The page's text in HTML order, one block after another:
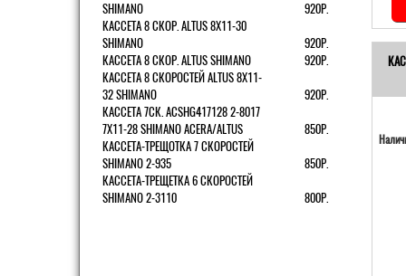
SHIMANO
920Р.
КАССЕТА 8 СКОР. ALTUS 8Х11-30
SHIMANO
920Р.
КАССЕТА 8 СКОР. ALTUS SHIMANO
920Р.
КАССЕТА 8 СКОРОСТЕЙ ALTUS 8Х11-
32 SHIMANO
920Р.
КАССЕТА 7СК. ACSHG417128 2-8017
7Х11-28 SHIMANO ACERA/ALTUS
850Р.
КАССЕТА-ТРЕЩОТКА 7 СКОРОСТЕЙ
SHIMANO 2-935
850Р.
КАССЕТА-ТРЕЩЕТКА 6 СКОРОСТЕЙ
SHIMANO 2-3110
800Р.